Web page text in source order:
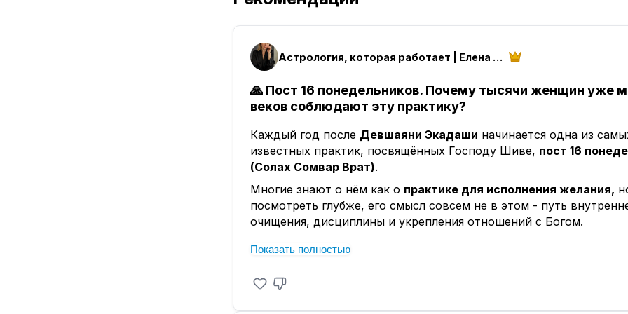
Астрология, которая работает | Елена Розова
🙏 Пост 16 понедельников. Почему тысячи женщин уже
веков соблюдают эту практику?
Каждый год после Девшаяни Экадаши начинается одна из
известных практик, посвящённых Господу Шиве, пост 16
(Солах Сомвар Врат).
Многие знают о нём как о практике для исполнения желания,
посмотреть глубже, его смысл совсем не в этом - путь
очищения, дисциплины и укрепления отношений с Богом.
Согласно преданию, богиня Парвати всем сердцем любила
получить только силой желания. Парвати долгие годы совершала
соблюдала посты, молилась, повторяла имя Шивы и сохраняла
непоколебимую веру, её любовь была настолько чистой и
Показать полностью